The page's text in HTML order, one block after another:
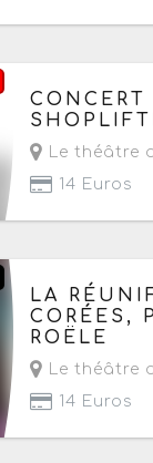
Le vendredi
Le théâtre
14 Euros
Le vendredi
LA
CORÉES,
ROËLE
Le théâtre
14 Euros